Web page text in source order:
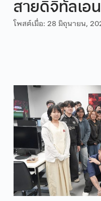
สายดิจิทัลเอ
โพสต์เมื่อ: 28 มิถุนายน,